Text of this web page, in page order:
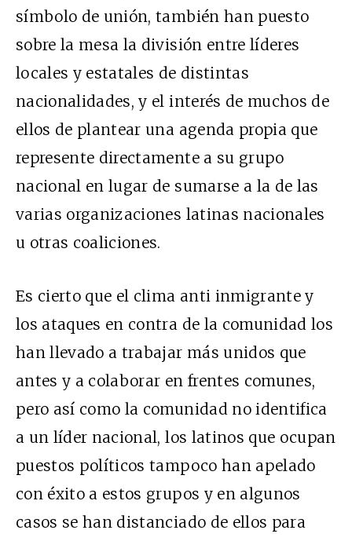
símbolo de unión, también han puesto
sobre la mesa la división entre líderes
locales y estatales de distintas
nacionalidades, y el interés de muchos de
ellos de plantear una agenda propia que
represente directamente a su grupo
nacional en lugar de sumarse a la de las
varias organizaciones latinas nacionales
u otras coaliciones.
Es cierto que el clima anti inmigrante y
los ataques en contra de la comunidad los
han llevado a trabajar más unidos que
antes y a colaborar en frentes comunes,
pero así como la comunidad no identifica
a un líder nacional, los latinos que ocupan
puestos políticos tampoco han apelado
con éxito a estos grupos y en algunos
casos se han distanciado de ellos para